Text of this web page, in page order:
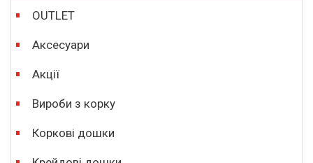
OUTLET
Аксесуари
Акції
Вироби з корку
Коркові дошки